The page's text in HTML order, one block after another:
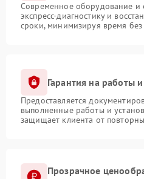
Современное оборудование и
экспресс-диагностику и
сроки, минимизируя время без
Гарантия на работы и
Предоставляется
выполненные работы и
защищает клиента от
Прозрачное